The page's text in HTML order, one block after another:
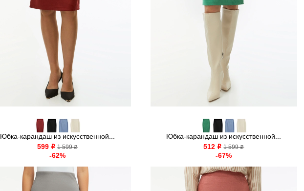
Юбка-карандаш из искусственной...
599 o 1 599o
-62%
Юбка-карандаш из искусственной...
512 o 1 599o
-67%